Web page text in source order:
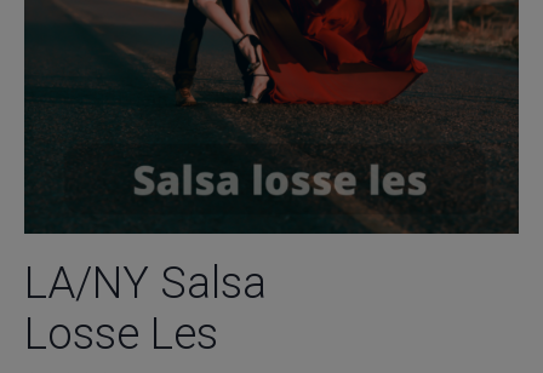
LA/NY Salsa
Losse Les